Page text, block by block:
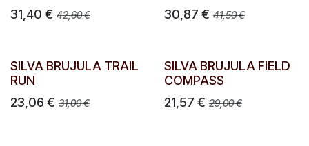
31,40 € 42,60€
30,87 € 41,50€
SILVA BRUJULA TRAIL
RUN
23,06 € 31,00€
SILVA BRUJULA FIELD
COMPASS
21,57 € 29,00€